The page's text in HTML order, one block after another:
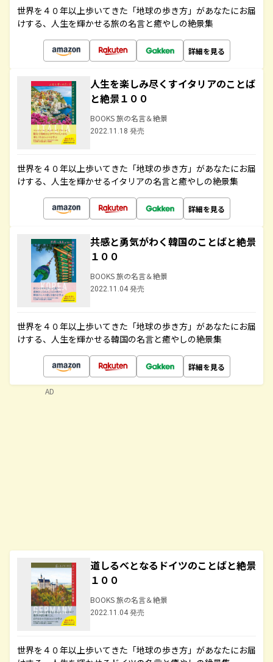
世界を４０年以上歩いてきた「地球の歩き方」があなたにお届
けする、人生を輝かせる旅の名言と癒やしの絶景集
詳細を見る
人生を楽しみ尽くすイタリアのことば
と絶景１００
BOOKS 旅の名言＆絶景
2022.11.18 発売
世界を４０年以上歩いてきた「地球の歩き方」があなたにお届
けする、人生を輝かせるイタリアの名言と癒やしの絶景集
詳細を見る
共感と勇気がわく韓国のことばと絶景
１００
BOOKS 旅の名言＆絶景
2022.11.04 発売
世界を４０年以上歩いてきた「地球の歩き方」があなたにお届
けする、人生を輝かせる韓国の名言と癒やしの絶景集
詳細を見る
道しるべとなるドイツのことばと絶景
１００
BOOKS 旅の名言＆絶景
2022.11.04 発売
世界を４０年以上歩いてきた「地球の歩き方」があなたにお届
AD